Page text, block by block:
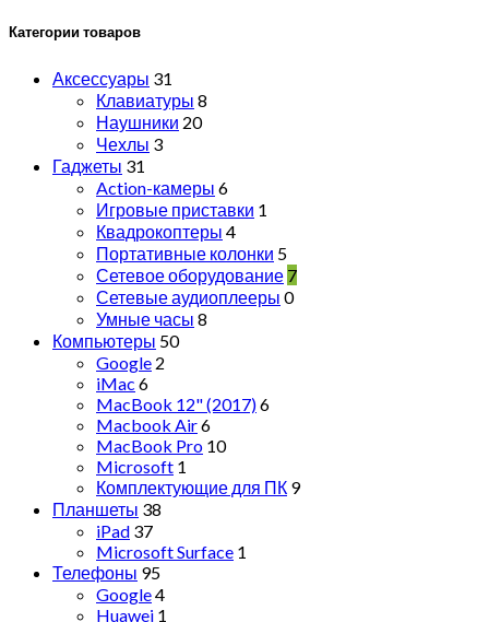
Категории товаров
Аксессуары 31
Клавиатуры 8
Наушники 20
Чехлы 3
Гаджеты 31
Action-камеры 6
Игровые приставки 1
Квадрокоптеры 4
Портативные колонки 5
Сетевое оборудование 7
Сетевые аудиоплееры 0
Умные часы 8
Компьютеры 50
Google 2
iMac 6
MacBook 12" (2017)6
Macbook Air6
MacBook Pro 10
Microsoft 1
Комплектующие для ПК 9
Планшеты 38
iPad 37
Microsoft Surface 1
Телефоны 95
Google4
Huawei 1